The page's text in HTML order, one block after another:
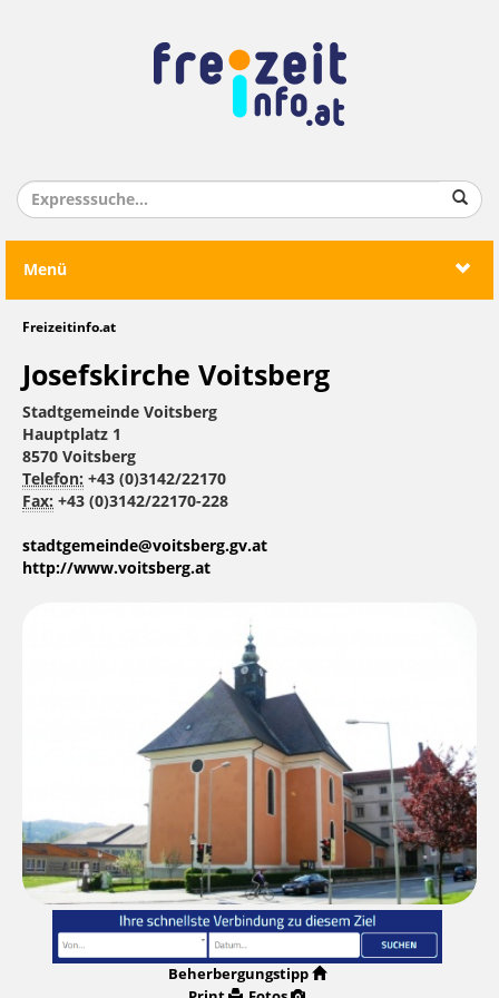
Menü
Freizeitinfo.at
Josefskirche Voitsberg
Stadtgemeinde Voitsberg
Hauptplatz 1
8570 Voitsberg
Telefon: +43 (0)3142/22170
Fax: +43 (0)3142/22170-228
stadtgemeinde@voitsberg.gv.at
http://www.voitsberg.at
Beherbergungstipp